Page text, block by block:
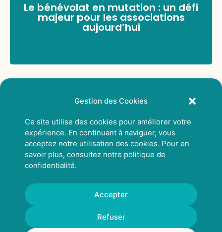
Gestion des Cookies
Ce site utilise des cookies pour améliorer votre
expérience. En continuant à naviguer, vous
acceptez notre utilisation des cookies. Pour en
savoir plus, consultez notre politique de
confidentialité.
Accepter
Refuser
Le bénévolat en mutation : un défi
majeur pour les associations
aujourd’hui
© 2026 Rhizcom